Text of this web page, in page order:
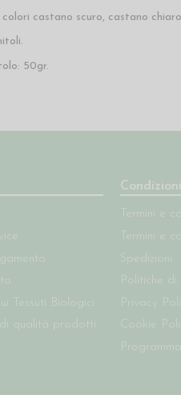
colori castano scuro, castano
50gr.
Tessuti Biologici
qualità prodotti
Termini e
Termini e
Spedizioni
Politiche di
Privacy
Cookie